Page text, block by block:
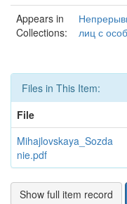
Appears in
Collections:
лиц с
Files in This Item:
File
Mihajlovskaya_Sozda
nie.pdf
Show full item record